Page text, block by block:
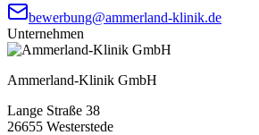
bewerbung@ammerland-klinik.de
Unternehmen
Ammerland-Klinik GmbH
Lange Straße 38
26655 Westerstede